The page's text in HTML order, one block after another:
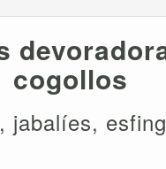
cogollos
jabalíes,